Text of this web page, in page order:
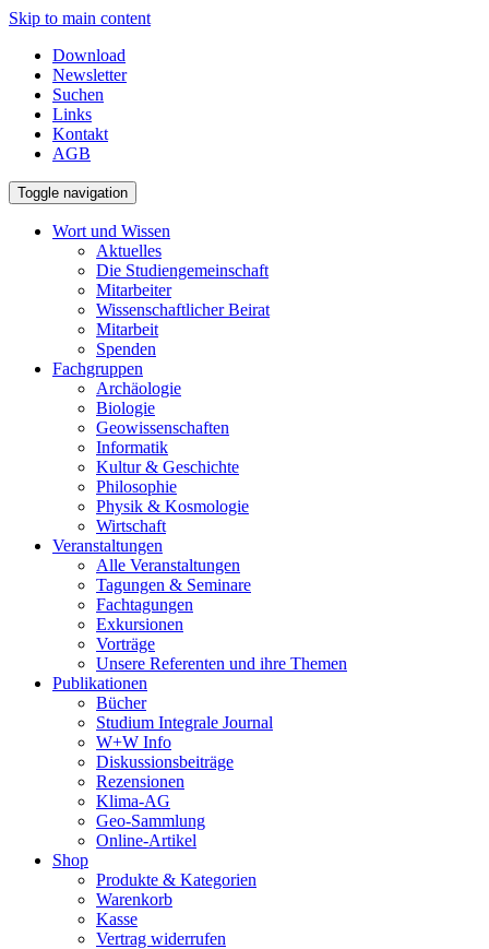
Skip to main content
Download
Newsletter
Suchen
Links
Kontakt
AGB
Toggle navigation
Wort und Wissen
Aktuelles
Die Studiengemeinschaft
Mitarbeiter
Wissenschaftlicher Beirat
Mitarbeit
Spenden
Fachgruppen
Archäologie
Biologie
Geowissenschaften
Informatik
Kultur & Geschichte
Philosophie
Physik & Kosmologie
Wirtschaft
Veranstaltungen
Alle Veranstaltungen
Tagungen & Seminare
Fachtagungen
Exkursionen
Vorträge
Unsere Referenten und ihre Themen
Publikationen
Bücher
Studium Integrale Journal
W+W Info
Diskussionsbeiträge
Rezensionen
Klima-AG
Geo-Sammlung
Online-Artikel
Shop
Produkte & Kategorien
Warenkorb
Kasse
Vertrag widerrufen